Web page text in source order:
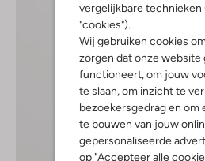
vergelijkbare technieken
"cookies").
Wij gebruiken cookies
zorgen dat onze website
functioneert, om jouw
te slaan, om inzicht te
bezoekersgedrag en om
te bouwen van jouw
gepersonaliseerde
op "Accepteer alle